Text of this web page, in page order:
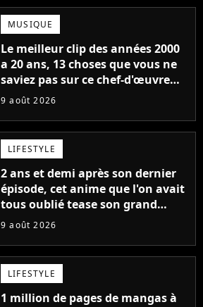
MUSIQUE
Le meilleur clip des années 2000
a 20 ans, 13 choses que vous ne
saviez pas sur ce chef-d'œuvre
qui a révolutionné YouTube
9 août 2026
LIFESTYLE
2 ans et demi après son dernier
épisode, cet anime que l'on avait
tous oublié tease son grand
retour
9 août 2026
LIFESTYLE
1 million de pages de mangas à